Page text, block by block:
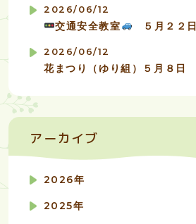
2026/06/12
交通安全教室 ５月２２日
2026/06/12
花まつり（ゆり組）５月８日
アーカイブ
2026年
2025年